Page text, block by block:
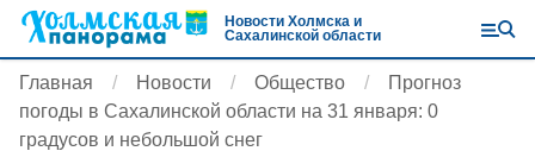
Новости Холмска и
Сахалинской области
Главная Новости Общество
Прогноз
погоды в Сахалинской области на 31 января: 0
градусов и небольшой снег